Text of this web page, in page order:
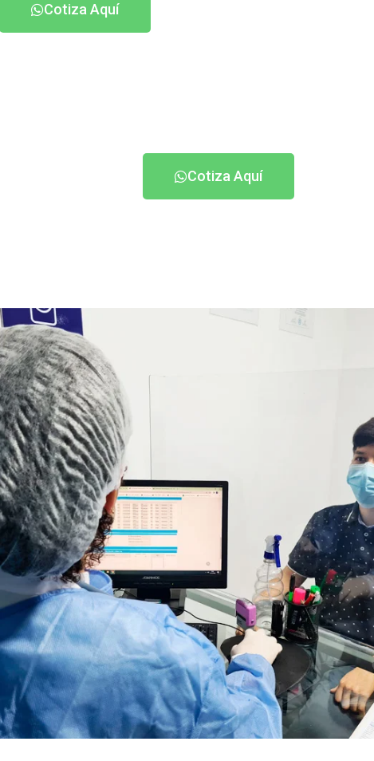
Cotiza Aquí
Cotiza Aquí